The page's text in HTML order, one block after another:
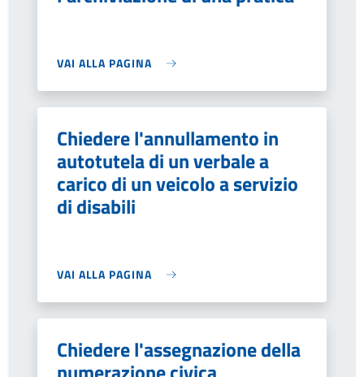
VAI ALLA PAGINA
Chiedere l'annullamento in
autotutela di un verbale a
carico di un veicolo a servizio
di disabili
VAI ALLA PAGINA
Chiedere l'assegnazione della